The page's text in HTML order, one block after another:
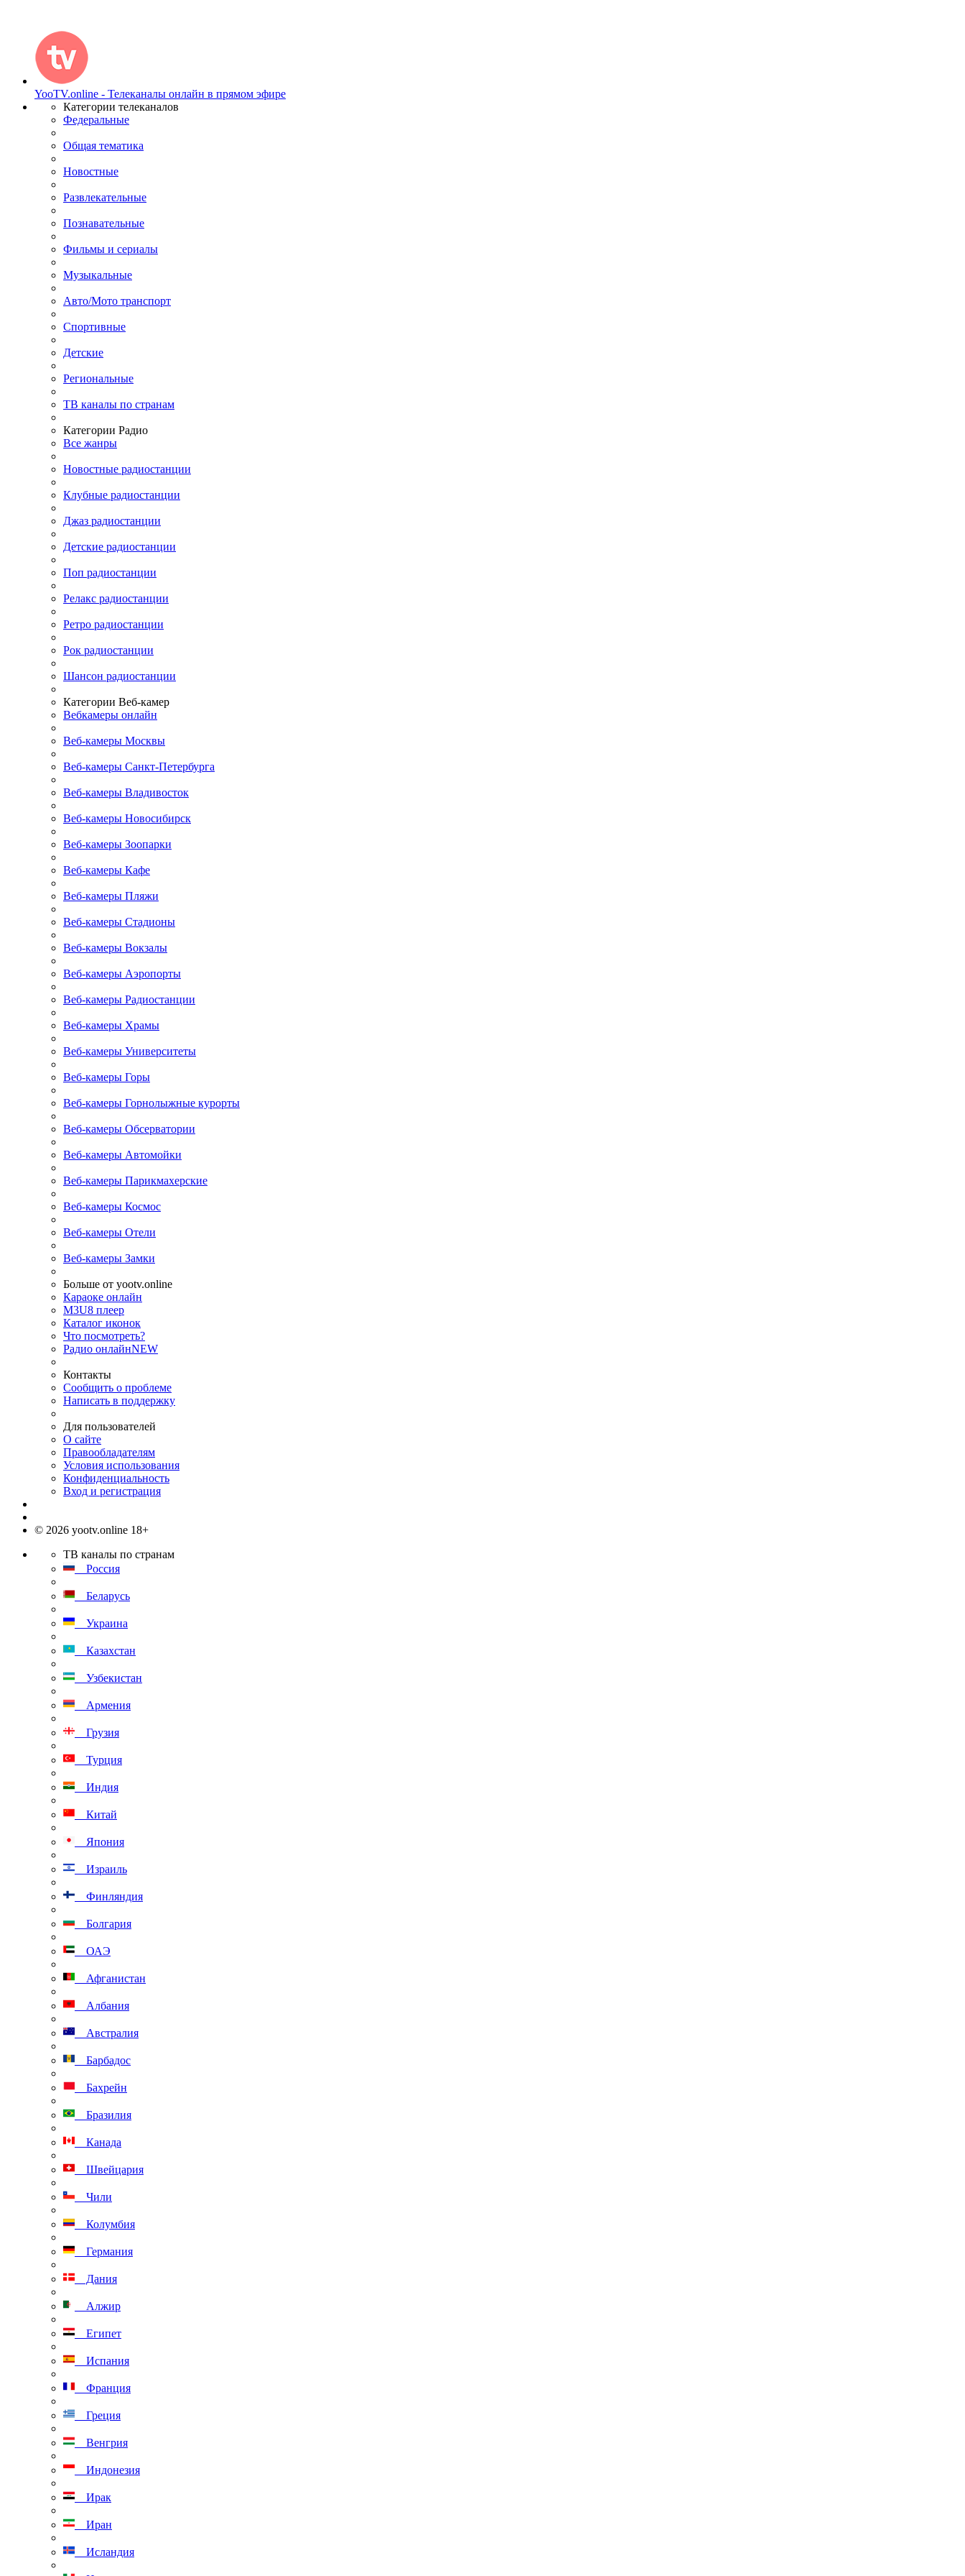
YooTV.online - Телеканалы онлайн в прямом эфире
Категории телеканалов
Федеральные
Общая тематика
Новостные
Развлекательные
Познавательные
Фильмы и сериалы
Музыкальные
Авто/Мото транспорт
Спортивные
Детские
Региональные
ТВ каналы по странам
Категории Радио
Все жанры
Новостные радиостанции
Клубные радиостанции
Джаз радиостанции
Детские радиостанции
Поп радиостанции
Релакс радиостанции
Ретро радиостанции
Рок радиостанции
Шансон радиостанции
Категории Веб-камер
Вебкамеры онлайн
Веб-камеры Москвы
Веб-камеры Санкт-Петербурга
Веб-камеры Владивосток
Веб-камеры Новосибирск
Веб-камеры Зоопарки
Веб-камеры Кафе
Веб-камеры Пляжи
Веб-камеры Стадионы
Веб-камеры Вокзалы
Веб-камеры Аэропорты
Веб-камеры Радиостанции
Веб-камеры Храмы
Веб-камеры Университеты
Веб-камеры Горы
Веб-камеры Горнолыжные курорты
Веб-камеры Обсерватории
Веб-камеры Автомойки
Веб-камеры Парикмахерские
Веб-камеры Космос
Веб-камеры Отели
Веб-камеры Замки
Больше от yootv.online
Караоке онлайн
M3U8 плеер
Каталог иконок
Что посмотреть?
Радио онлайнNEW
Контакты
Сообщить о проблеме
Написать в поддержку
Для пользователей
О сайте
Правообладателям
Условия использования
Конфиденциальность
Вход и регистрация
© 2026 yootv.online 18+
ТВ каналы по странам
Россия
Беларусь
Украина
Казахстан
Узбекистан
Армения
Грузия
Турция
Индия
Китай
Япония
Израиль
Финляндия
Болгария
ОАЭ
Афганистан
Албания
Австралия
Барбадос
Бахрейн
Бразилия
Канада
Швейцария
Чили
Колумбия
Германия
Дания
Алжир
Египет
Испания
Франция
Греция
Венгрия
Индонезия
Ирак
Иран
Исландия